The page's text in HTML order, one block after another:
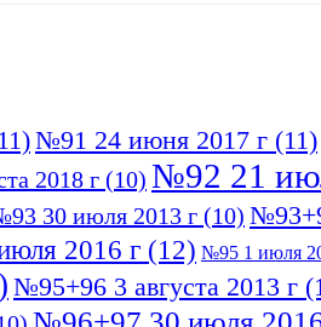
№91 24 июня 2017 г (11)
2018 г (10) №92 21
30 июля 2013 г (10)
2016 г (12) №95 1 июля
№95+96 3 августа 2013 г